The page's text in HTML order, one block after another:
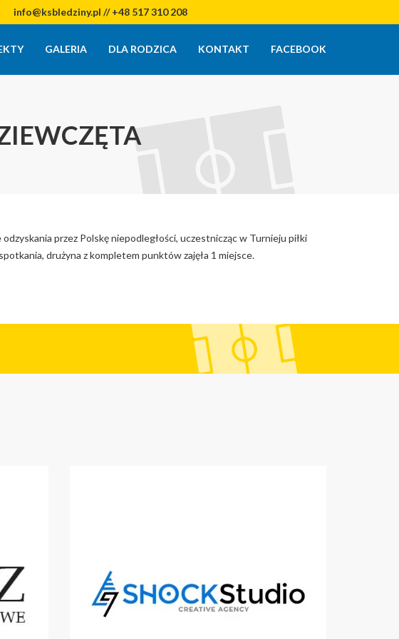
info@ksbledziny.pl // +48 517 310 208
GALERIA DLA RODZICA KONTAKT FACEBOOK
przez Polskę niepodległości, uczestnicząc w Turnieju piłki
drużyna z kompletem punktów zajęła 1 miejsce.